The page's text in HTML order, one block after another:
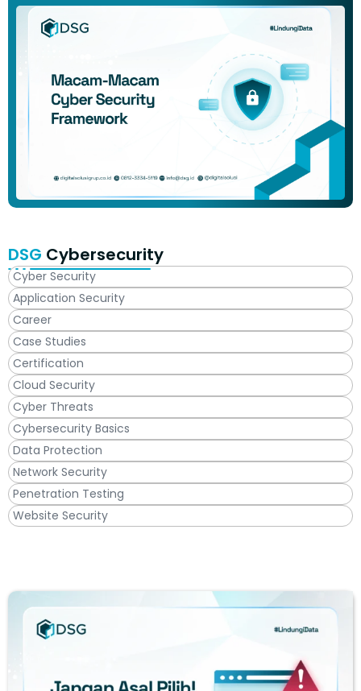
DSG Cybersecurity
Cyber Security
Application Security
Career
Case Studies
Certification
Cloud Security
Cyber Threats
Cybersecurity Basics
Data Protection
Network Security
Penetration Testing
Website Security